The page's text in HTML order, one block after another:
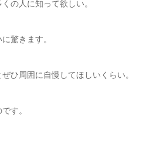
の人に知って欲しい。
驚きます。
ひ周囲に自慢してほしいくらい。
す。